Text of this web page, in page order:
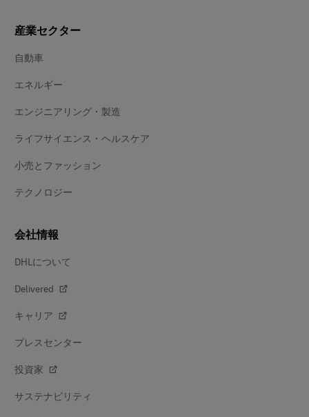
産業セクター
自動車
エネルギー
エンジニアリング・製造
ライフサイエンス・ヘルスケア
小売とファッション
テクノロジー
会社情報
DHLについて
Delivered
キャリア
プレスセンター
投資家
サステナビリティ